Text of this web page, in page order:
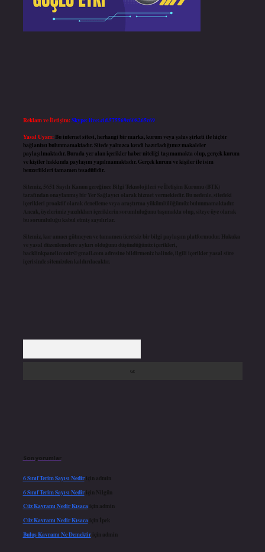
Reklam ve İletişim:Skype: live:.cid.575569c608265c69
Yasal Uyarı: Bu internet sitesi, herhangi bir marka, kurum veya şahıs şirketi ile hiçbir
bağlantısı bulunmamaktadır. Sitede yalnızca kendi hazırladığımız makaleler
paylaşılmaktadır. Burada yer alan içerikler haber niteliği taşımamakta olup, gerçek kurum
ve kişiler hakkında paylaşım yapılmamaktadır. Gerçek kurum ve kişiler ile isim
benzerlikleri tamamen tesadüfidir.
Sitemiz, 5651 Sayılı Kanun gereğince Bilgi Teknolojileri ve İletişim Kurumu (BTK)
tarafından onaylanmış bir Yer Sağlayıcı olarak hizmet vermektedir. Bu nedenle, sitedeki
içerikleri proaktif olarak denetleme veya araştırma yükümlülüğümüz bulunmamaktadır.
Ancak, üyelerimiz yazdıkları içeriklerin sorumluluğunu taşımakta olup, siteye üye olarak
bu sorumluluğu kabul etmiş sayılırlar.
Sitemiz, kar amacı gütmeyen ve tamamen ücretsiz bir bilgi paylaşım platformudur. Hukuka
ve yasal düzenlemelere aykırı olduğunu düşündüğünüz içerikleri,
backlinkpanelicomtr@gmail.com adresine bildirmeniz halinde, ilgili içerikler yasal süre
içerisinde sitemizden kaldırılacaktır.
Son yorumlar
6 Sınıf Terim Sayısı Nediriçin admin
6 Sınıf Terim Sayısı Nediriçin Nilgün
Cüz Kavramı Nedir Kısacaiçin admin
Cüz Kavramı Nedir Kısacaiçin
İpek
Buluş Kavramı Ne Demektiriçin admin